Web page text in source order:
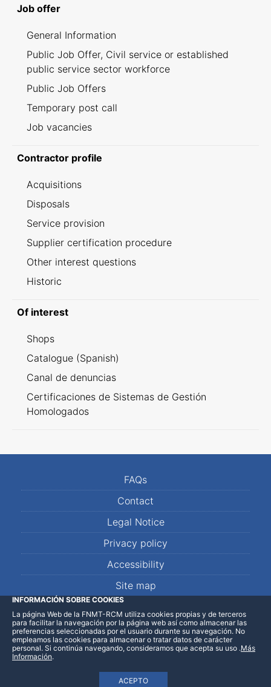
Job offer
General Information
Public Job Offer, Civil service or established
public service sector workforce
Public Job Offers
Temporary post call
Job vacancies
Contractor profile
Acquisitions
Disposals
Service provision
Supplier certification procedure
Other interest questions
Historic
Of interest
Shops
Catalogue (Spanish)
Canal de denuncias
Certificaciones de Sistemas de Gestión
Homologados
FAQs
Contact
Legal Notice
Privacy policy
Accessibility
Site map
LinkedInFacebookWhatsApp
INFORMACIÓN SOBRE COOKIES
La página Web de la FNMT-RCM utiliza cookies propias y de terceros
para facilitar la navegación por la página web así como almacenar las
preferencias seleccionadas por el usuario durante su navegación. No
empleamos las cookies para almacenar o tratar datos de carácter
personal. Si continúa navegando, consideramos que acepta su uso
ACEPTO
.Más
Información.